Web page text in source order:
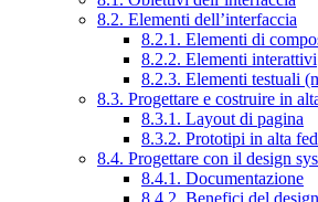
8.2. Elementi dell’interfaccia
8.2.1. Elementi di
8.2.2. Elementi interattivi
8.2.3. Elementi testuali
8.3. Progettare e costruire in
8.3.1. Layout di pagina
8.3.2. Prototipi in alta
8.4. Progettare con il design
8.4.1. Documentazione
8.4.2. Benefici del